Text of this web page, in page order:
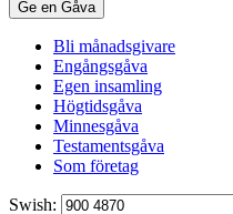
Ge en Gåva
Bli månadsgivare
Engångsgåva
Egen insamling
Högtidsgåva
Minnesgåva
Testamentsgåva
Som företag
Swish: